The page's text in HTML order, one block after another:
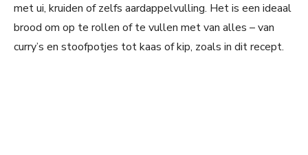
met ui, kruiden of zelfs aardappelvulling. Het is een ideaal
brood om op te rollen of te vullen met van alles – van
curry’s en stoofpotjes tot kaas of kip, zoals in dit recept.